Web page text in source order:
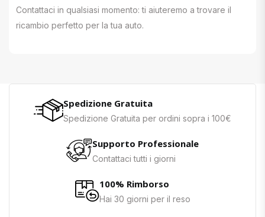
Contattaci in qualsiasi momento: ti aiuteremo a trovare il
ricambio perfetto per la tua auto.
Spedizione Gratuita
Spedizione Gratuita per ordini sopra i 100€
Supporto Professionale
Contattaci tutti i giorni
100% Rimborso
Hai 30 giorni per il reso